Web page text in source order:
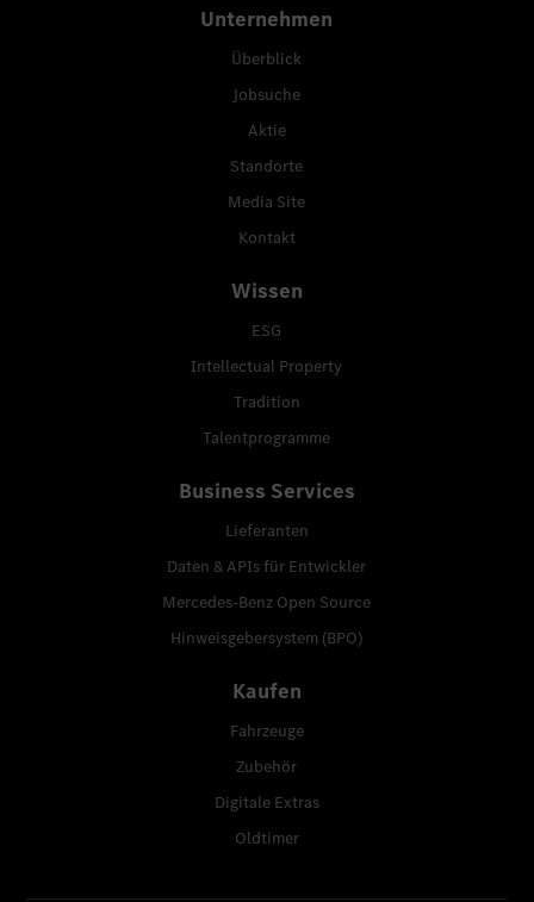
Unternehmen
Überblick
Jobsuche
Aktie
Standorte
Media Site
Kontakt
Wissen
ESG
Intellectual Property
Tradition
Talentprogramme
Business Services
Lieferanten
Daten & APIs für Entwickler
Mercedes-Benz Open Source
Hinweisgebersystem (BPO)
Kaufen
Fahrzeuge
Zubehör
Digitale Extras
Oldtimer